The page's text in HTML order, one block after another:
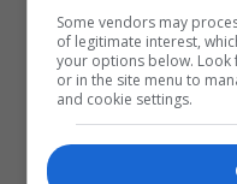
Some vendors may
of legitimate interest,
your options below.
or in the site menu to
and cookie settings.